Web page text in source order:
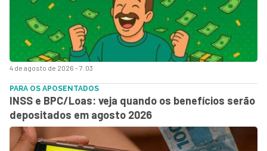
4 de agosto de 2026 - 7:03
PARA OS APOSENTADOS
INSS e BPC/Loas: veja quando os benefícios serão
depositados em agosto 2026